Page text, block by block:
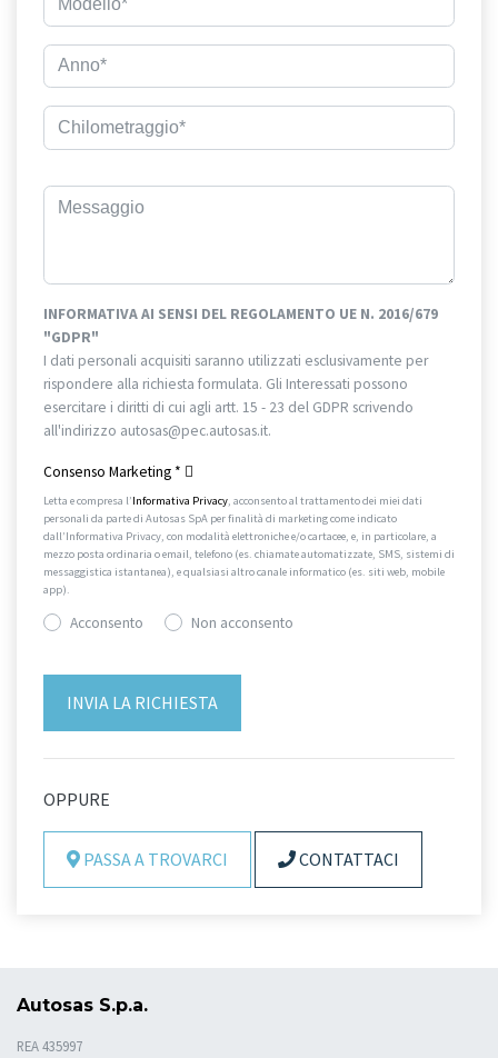
INFORMATIVA AI SENSI DEL REGOLAMENTO UE N. 2016/679
"GDPR"
I dati personali acquisiti saranno utilizzati esclusivamente per
rispondere alla richiesta formulata. Gli Interessati possono
esercitare i diritti di cui agli artt. 15 - 23 del GDPR scrivendo
all'indirizzo autosas@pec.autosas.it.
Consenso Marketing *
Letta e compresa l’Informativa Privacy, acconsento al trattamento dei miei dati
personali da parte di Autosas SpA per finalità di marketing come indicato
dall’Informativa Privacy, con modalità elettroniche e/o cartacee, e, in particolare, a
mezzo posta ordinaria o email, telefono (es. chiamate automatizzate, SMS, sistemi di
messaggistica istantanea), e qualsiasi altro canale informatico (es. siti web, mobile
app).
Acconsento Non acconsento
OPPURE
PASSA A TROVARCI CONTATTACI
Autosas S.p.a.
REA 435997